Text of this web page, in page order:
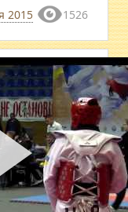
2015 1526